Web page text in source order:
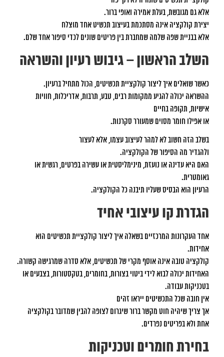
אלא גם מגובשת, בעלת אמירה ואופי ברור.
יצירת קולקציה אינה מסתכמת בעיצוב תכשיט אחד מוצלח
אלא בבניית שפה שלמה שמחברת בין פריטים שונים לכדי סיפור אחד שלם.
השלב הראשון – גיבוש רעיון והשראה
כאשר שואלים איך ליצור קולקציית תכשיטים, הכול מתחיל ברעיון.
ההשראה יכולה להגיע ממקומות רבים, טבע, תרבות, אדריכלות, חוויות
אישיות, תקופה בחיים
או אפילו חומר מסוים שמעורר סקרנות.
בשלב הזה חשוב לא למהר לעיצוב עצמו, אלא לעצור
ולהגדיר מה הסיפור של הקולקציה.
האם היא עדינה או נועזת, מינימליסטית או עשירה בפרטים, רגשית או
גאומטרית.
הרעיון הוא הבסיס שעליו תיבנה כל הקולקציה.
הגדרת קו עיצובי אחיד
אחד העקרונות המרכזיים בשאלה איך ליצור קולקציית תכשיטים הוא
אחידות.
קולקציה טובה אינה אוסף מקרי של תכשיטים, אלא סדרה שמרגישה קשורה.
האחידות יכולה לבוא לידי ביטוי בצורות, בחומרים, בטקסטורות, בצבעים או
בטכניקות עבודה.
אין חובה שכל התכשיטים ייראו זהים
אך צריך שיהיה חוט מקשר ברור שיגרום לצופה להבין שמדובר בקולקציה
אחת ולא בפריטים נפרדים.
בחירת חומרים וטכניקות